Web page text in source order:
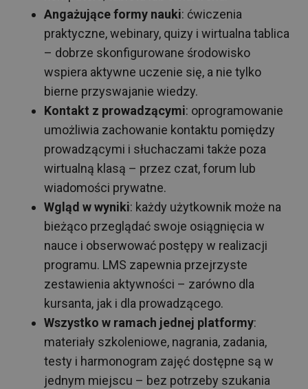
Angażujące formy nauki: ćwiczenia
praktyczne, webinary, quizy i wirtualna tablica
– dobrze skonfigurowane środowisko
wspiera aktywne uczenie się, a nie tylko
bierne przyswajanie wiedzy.
Kontakt z prowadzącymi: oprogramowanie
umożliwia zachowanie kontaktu pomiędzy
prowadzącymi i słuchaczami także poza
wirtualną klasą – przez czat, forum lub
wiadomości prywatne.
Wgląd w wyniki: każdy użytkownik może na
bieżąco przeglądać swoje osiągnięcia w
nauce i obserwować postępy w realizacji
programu. LMS zapewnia przejrzyste
zestawienia aktywności – zarówno dla
kursanta, jak i dla prowadzącego.
Wszystko w ramach jednej platformy:
materiały szkoleniowe, nagrania, zadania,
testy i harmonogram zajęć dostępne są w
jednym miejscu – bez potrzeby szukania